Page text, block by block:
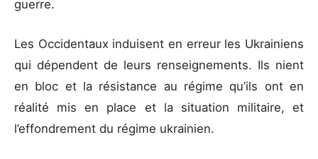
guerre.
Les Occidentaux induisent en erreur les Ukrainiens
qui dépendent de leurs renseignements. Ils nient
en bloc et la résistance au régime qu’ils ont en
réalité mis en place et la situation militaire, et
l’effondrement du régime ukrainien.